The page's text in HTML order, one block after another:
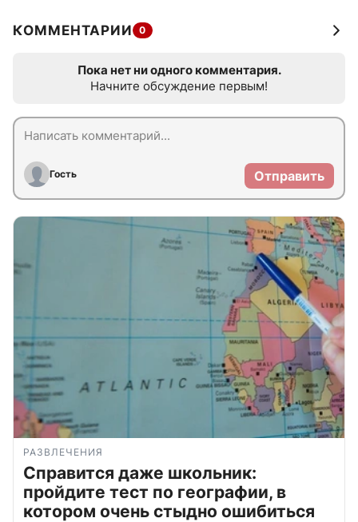
КОММЕНТАРИИ 0
Пока нет ни одного комментария.
Начните обсуждение первым!
Гость Отправить
РАЗВЛЕЧЕНИЯ
Справится даже школьник:
пройдите тест по географии, в
котором очень стыдно ошибиться